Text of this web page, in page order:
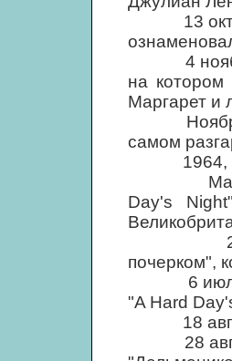
13
4 ноября
на котором
Маргарет и
Ноябрь
самом
1964, 7
Март -
Day's
23
почерком",
6 июля -
"A Hard
18
28